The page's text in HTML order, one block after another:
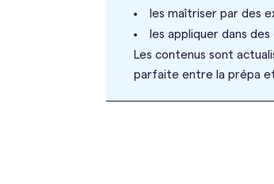
les maîtriser par des
les appliquer dans
Les contenus sont
parfaite entre la prépa